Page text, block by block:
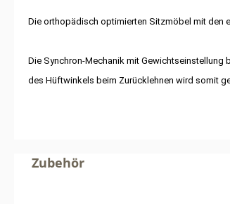
Die orthopädisch optimierten Sitzmöbel mit den
Die Synchron-Mechanik mit Gewichtseinstellung
des Hüftwinkels beim Zurücklehnen wird somit
Produktgalerie überspringen
Zubehör